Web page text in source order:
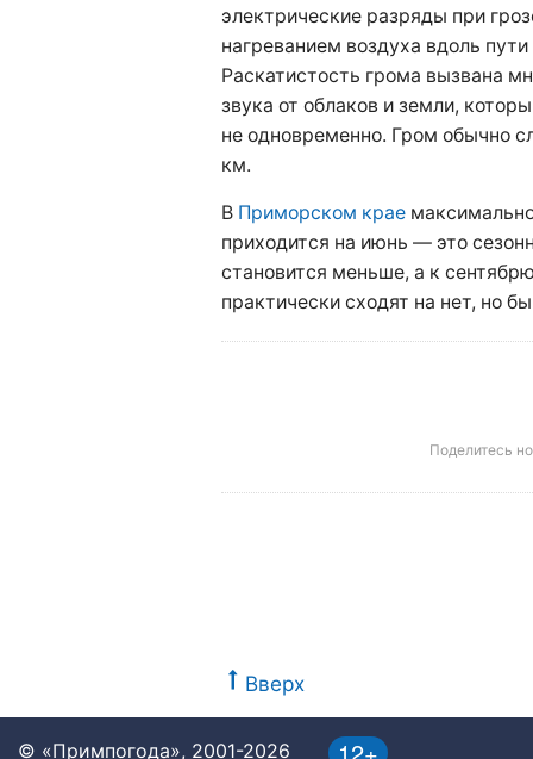
электрические разряды при
нагреванием воздуха вдоль
Раскатистость грома вызвана
звука от облаков и земли,
не одновременно. Гром обычно
км.
В Приморском крае
приходится на июнь — это
становится меньше, а к
практически сходят на нет, но
Поделитесь
Вверх
© «Примпогода», 2001-2026